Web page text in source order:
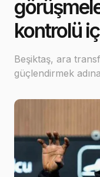
kontrolü
Beşiktaş, ara
güçlendirmek